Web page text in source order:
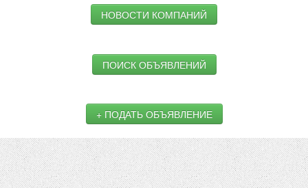
НОВОСТИ КОМПАНИЙ
ПОИСК ОБЪЯВЛЕНИЙ
+ ПОДАТЬ ОБЪЯВЛЕНИЕ